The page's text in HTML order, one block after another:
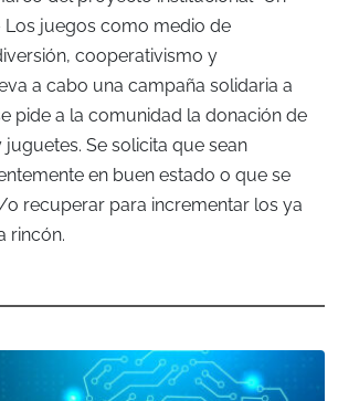
Los juegos como medio de
cooperativismo y
a cabo una campaña solidaria a
pide a la comunidad la donación de
Se solicita que sean
en buen estado o que se
recuperar para incrementar los ya
rincón.